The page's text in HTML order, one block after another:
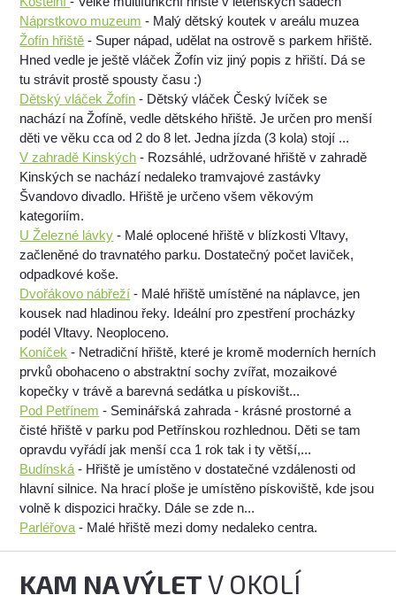
Náprstkovo muzeum - Malý dětský koutek v areálu muzea
Žofín hřiště - Super nápad, udělat na ostrově s parkem hřiště.
Hned vedle je ještě vláček Žofín viz jiný popis z hřiští. Dá se
tu strávit prostě spousty času :)
Dětský vláček Žofín - Dětský vláček Český lvíček se
nachází na Žofíně, vedle dětského hřiště. Je určen pro menší
děti ve věku cca od 2 do 8 let. Jedna jízda (3 kola) stojí ...
V zahradě Kinských - Rozsáhlé, udržované hřiště v zahradě
Kinských se nachází nedaleko tramvajové zastávky
Švandovo divadlo. Hřiště je určeno všem věkovým
kategoriím.
U Železné lávky - Malé oplocené hřiště v blízkosti Vltavy,
začleněné do travnatého parku. Dostatečný počet laviček,
odpadkové koše.
Dvořákovo nábřeží - Malé hřiště umístěné na náplavce, jen
kousek nad hladinou řeky. Ideální pro zpestření procházky
podél Vltavy. Neoploceno.
Koníček - Netradiční hřiště, které je kromě moderních herních
prvků obohaceno o abstraktní sochy zvířat, mozaikové
kopečky v trávě a barevná sedátka u pískovišt...
Pod Petřínem - Seminářská zahrada - krásné prostorné a
čisté hřiště v parku pod Petřínskou rozhlednou. Děti se tam
opravdu vyřádí jak menší cca 1 rok tak i ty větší,...
Budínská - Hřiště je umístěno v dostatečné vzdálenosti od
hlavní silnice. Na hrací ploše je umístěno pískoviště, kde jsou
volně k dispozici hračky. Dále se zde n...
Parléřova - Malé hřiště mezi domy nedaleko centra.
KAM NA VÝLETV OKOLÍ